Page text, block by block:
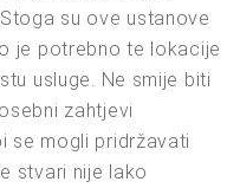
su ove ustanove
je potrebno te lokacije
usluge. Ne smije biti
zahtjevi
se mogli pridržavati
stvari nije lako